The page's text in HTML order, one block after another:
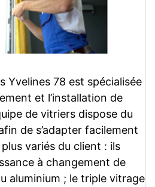
Yvelines 78 est spécialisée
et l’installation de
de vitriers dispose du
de s’adapter facilement
variés du client : ils
à changement de
aluminium ; le triple vitrage